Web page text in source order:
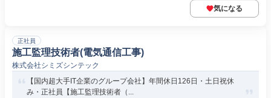
気になる
正社員
施工監理技術者(電気通信工事)
株式会社シミズシンテック
【国内超大手IT企業のグループ会社】年間休日126日・土日祝休
み・正社員【施工監理技術者（...